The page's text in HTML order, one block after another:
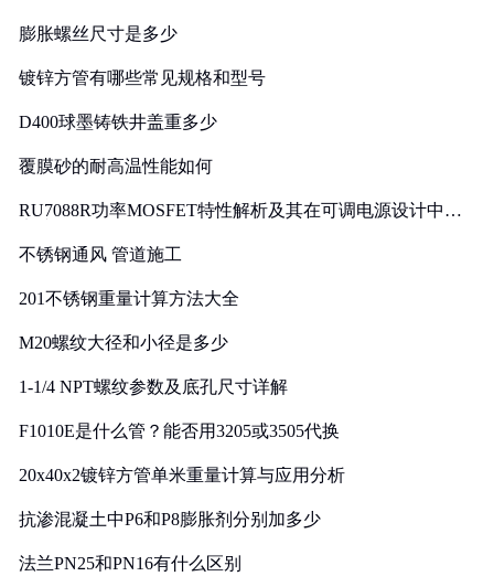
膨胀螺丝尺寸是多少
镀锌方管有哪些常见规格和型号
D400球墨铸铁井盖重多少
覆膜砂的耐高温性能如何
RU7088R功率MOSFET特性解析及其在可调电源设计中的
不锈钢通风 管道施工
201不锈钢重量计算方法大全
M20螺纹大径和小径是多少
1-1/4 NPT螺纹参数及底孔尺寸详解
F1010E是什么管？能否用3205或3505代换
20x40x2镀锌方管单米重量计算与应用分析
抗渗混凝土中P6和P8膨胀剂分别加多少
法兰PN25和PN16有什么区别